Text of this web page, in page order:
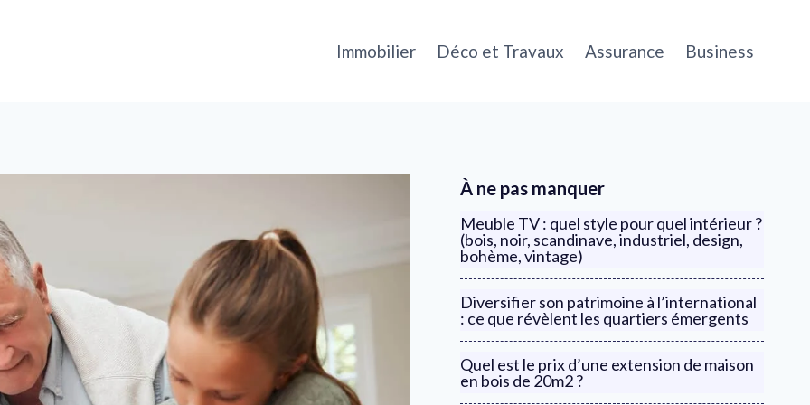
Immobilier Déco et Travaux Assurance Business
À ne pas manquer
Meuble TV : quel style pour quel intérieur ?
(bois, noir, scandinave, industriel, design,
bohème, vintage)
Diversifier son patrimoine à l’international
: ce que révèlent les quartiers émergents
Quel est le prix d’une extension de maison
en bois de 20m2 ?